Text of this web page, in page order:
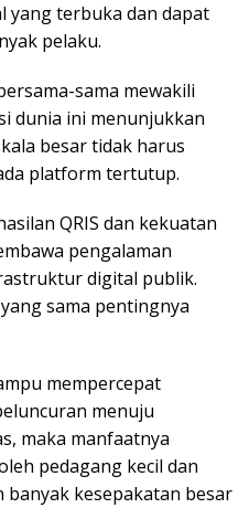
yang terbuka dan dapat
pelaku.
sama mewakili
dunia ini menunjukkan
besar tidak harus
platform tertutup.
QRIS dan kekuatan
pengalaman
digital publik.
sama pentingnya
mempercepat
menuju
maka manfaatnya
pedagang kecil dan
banyak kesepakatan besar